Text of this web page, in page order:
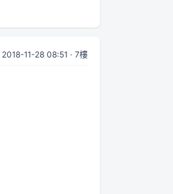
2018-11-28 08:51 · 7樓